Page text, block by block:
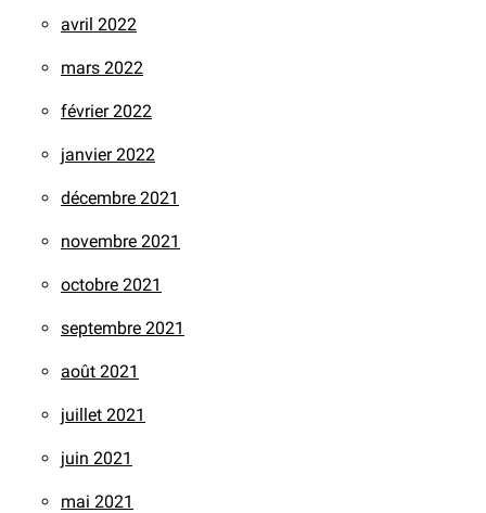
avril 2022
mars 2022
février 2022
janvier 2022
décembre 2021
novembre 2021
octobre 2021
septembre 2021
août 2021
juillet 2021
juin 2021
mai 2021